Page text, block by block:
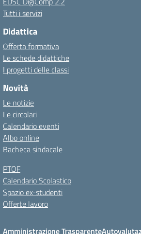
Tutti i servizi
Didattica
Offerta formativa
Le schede didattiche
I progetti delle classi
Novità
Le notizie
Le circolari
Calendario eventi
Albo online
Bacheca sindacale
PTOF
Calendario Scolastico
Spazio ex-studenti
Offerte lavoro
Amministrazione Trasparente